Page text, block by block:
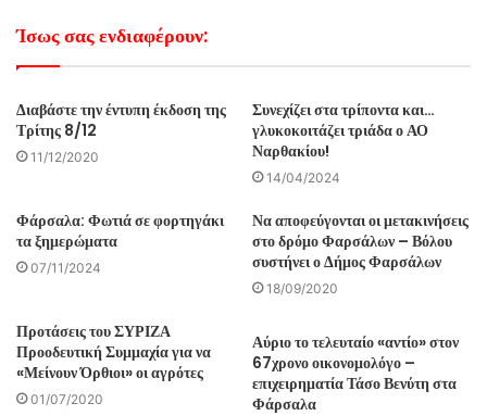
Ίσως σας ενδιαφέρουν:
Διαβάστε την έντυπη έκδοση της
Τρίτης 8/12
11/12/2020
Συνεχίζει στα τρίποντα και…
γλυκοκοιτάζει τριάδα ο ΑΟ
Ναρθακίου!
14/04/2024
Φάρσαλα: Φωτιά σε φορτηγάκι
τα ξημερώματα
07/11/2024
Να αποφεύγονται οι μετακινήσεις
στο δρόμο Φαρσάλων – Βόλου
συστήνει ο Δήμος Φαρσάλων
18/09/2020
Προτάσεις του ΣΥΡΙΖΑ
Προοδευτική Συμμαχία για να
«Μείνουν Όρθιοι» οι αγρότες
01/07/2020
Αύριο το τελευταίο «αντίο» στον
67χρονο οικονομολόγο –
επιχειρηματία Τάσο Βενύτη στα
Φάρσαλα